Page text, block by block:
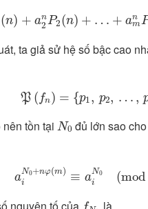
(n) + an
2P2(n) + … + an
m
P 1( n) a2n P 2( ) + mn
ta giả sử hệ số bậc cao
P ( fn) = {p1, p2, … ,
P (f {p1 p2 .
nên tồn tại N0
N0 đủ lớn sao
aN0+nφ(m)
i ≡ aN0
i (mod
aiN0+nφ ≡a 0
fN